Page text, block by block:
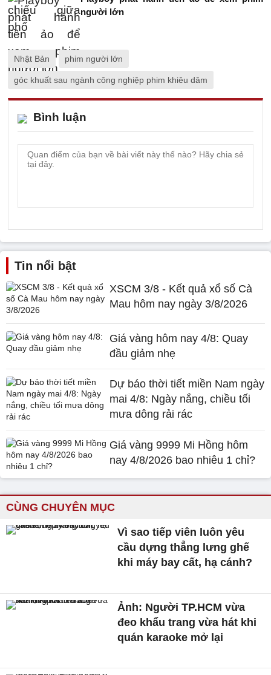
người lớn
Nhật Bản phim người lớn
góc khuất sau ngành công nghiệp phim khiêu dâm
Bình luận
Tin nổi bật
XSCM 3/8 - Kết quả xổ số Cà
Mau hôm nay ngày 3/8/2026
Giá vàng hôm nay 4/8: Quay
đầu giảm nhẹ
Dự báo thời tiết miền Nam ngày
mai 4/8: Ngày nắng, chiều tối
mưa dông rải rác
Giá vàng 9999 Mi Hồng hôm
nay 4/8/2026 bao nhiêu 1 chỉ?
CÙNG CHUYÊN MỤC
Vì sao tiếp viên luôn yêu
cầu dựng thẳng lưng ghế
khi máy bay cất, hạ cánh?
Ảnh: Người TP.HCM vừa
đeo khẩu trang vừa hát khi
quán karaoke mở lại